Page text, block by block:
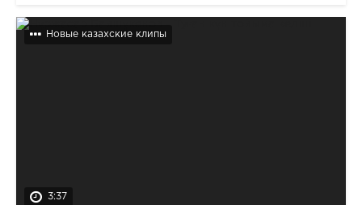
Новые казахские клипы
3:37